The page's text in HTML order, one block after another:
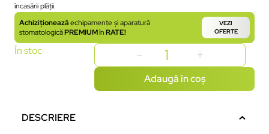
încasării plății.
Achiziționeazăechipamente și aparatură
stomatologicăPREMIUMînRATE!
VEZI
OFERTE
În stoc
Adaugă în coș
DESCRIERE